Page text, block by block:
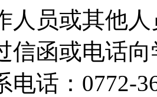
人员或其他
信函或电话
电话：0772-